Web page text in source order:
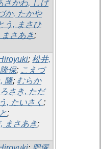
さかわ, しげ
か, たかや
う, まさひ
まさあき;
; 松井,
保; こえづ
隆; むらか
ろさき, ただ
, たいさく ;
;
まさあき;